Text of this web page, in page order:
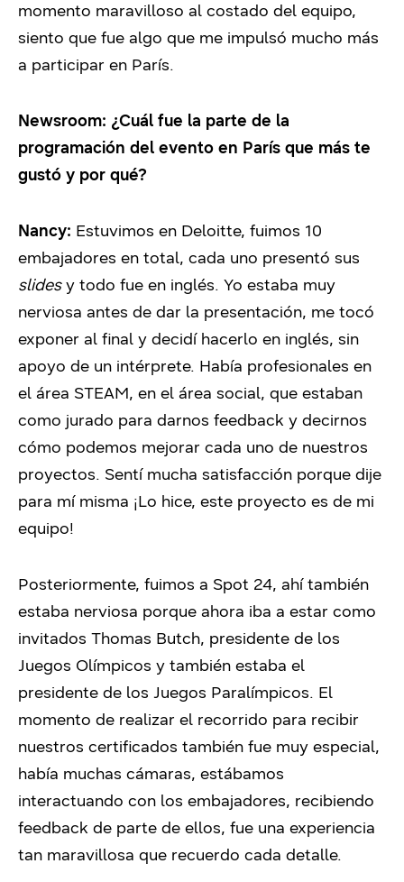
momento maravilloso al costado del equipo,
siento que fue algo que me impulsó mucho más
a participar en París.
Newsroom: ¿Cuál fue la parte de la
programación del evento en París que más te
gustó y por qué?
Nancy: Estuvimos en Deloitte, fuimos 10
embajadores en total, cada uno presentó sus
slidesy todo fue en inglés. Yo estaba muy
nerviosa antes de dar la presentación, me tocó
exponer al final y decidí hacerlo en inglés, sin
apoyo de un intérprete. Había profesionales en
el área STEAM, en el área social, que estaban
como jurado para darnos feedback y decirnos
cómo podemos mejorar cada uno de nuestros
proyectos. Sentí mucha satisfacción porque dije
para mí misma ¡Lo hice, este proyecto es de mi
equipo!
Posteriormente, fuimos a Spot 24, ahí también
estaba nerviosa porque ahora iba a estar como
invitados Thomas Butch, presidente de los
Juegos Olímpicos y también estaba el
presidente de los Juegos Paralímpicos. El
momento de realizar el recorrido para recibir
nuestros certificados también fue muy especial,
había muchas cámaras, estábamos
interactuando con los embajadores, recibiendo
feedback de parte de ellos, fue una experiencia
tan maravillosa que recuerdo cada detalle.